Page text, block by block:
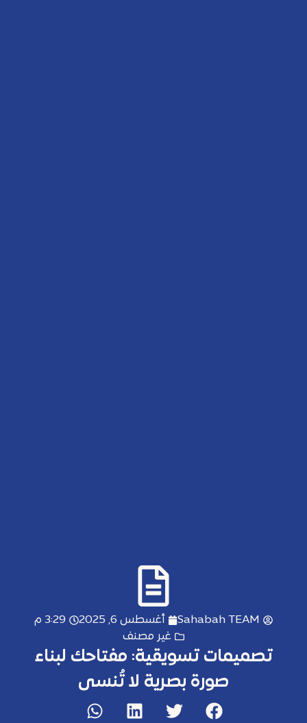
Sahabah TEAM أغسطس 6, 2025
3:29 م
غير مصنف
تصميمات تسويقية: مفتاحك لبناء
صورة بصرية لا تُنسى